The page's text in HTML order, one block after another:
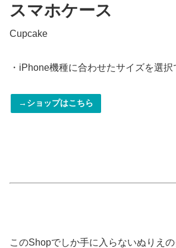
スマホケース
Cupcake
・iPhone機種に合わせたサイズを選択
→ショップはこちら
このShopでしか手に入らないぬりえ